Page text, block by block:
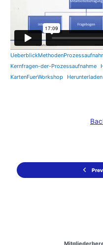
Kernfragen-der-Prozessaufnahme
KartenFuerWorkshop
Herunterladen